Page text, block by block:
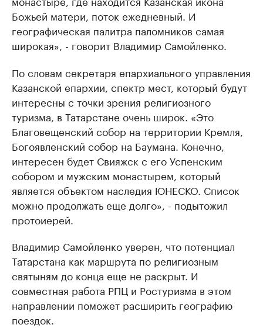
Божьей матери, поток ежедневный. И
географическая палитра паломников самая
широкая», - говорит Владимир Самойленко.
По словам секретаря епархиального управления
Казанской епархии, спектр мест, который будут
интересны с точки зрения религиозного
туризма, в Татарстане очень широк. «Это
Благовещенский собор на территории Кремля,
Богоявленский собор на Баумана. Конечно,
интересен будет Свияжск с его Успенским
собором и мужским монастырем, который
является объектом наследия ЮНЕСКО. Список
можно продолжать еще долго», - подытожил
протоиерей.
Владимир Самойленко уверен, что потенциал
Татарстана как маршрута по религиозным
святыням до конца еще не раскрыт. И
совместная работа РПЦ и Ростуризма в этом
направлении поможет расширить географию
поездок.